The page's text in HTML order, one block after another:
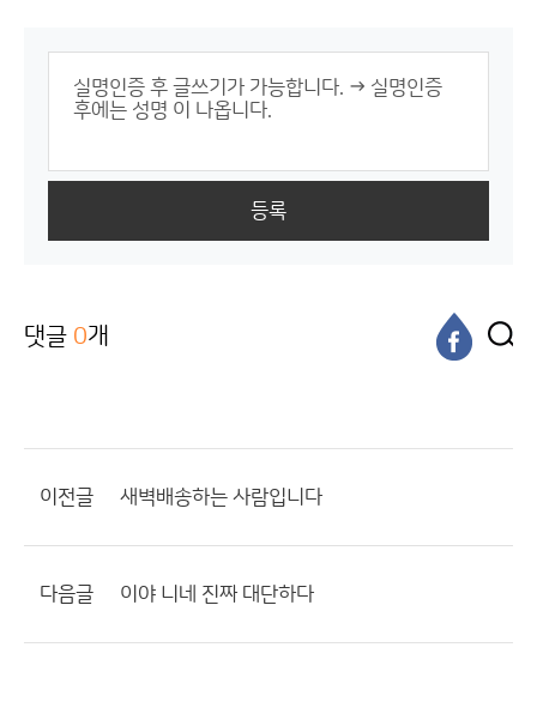
등록
댓글 0개
이전글 새벽배송하는 사람입니다
다음글 이야 니네 진짜 대단하다